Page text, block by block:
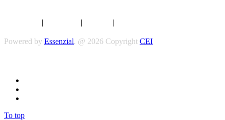
| | |
Powered by Essenzial. @ 2026 Copyright CEI
To top